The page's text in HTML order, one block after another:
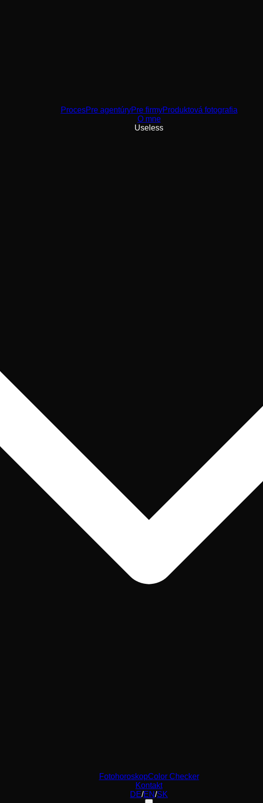
ProcesPre agentúryPre firmyProduktová fotografia
O mne
Useless
FotohoroskopColor Checker
Kontakt
DE/EN/SK